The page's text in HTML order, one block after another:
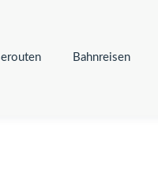
Bahnreisen